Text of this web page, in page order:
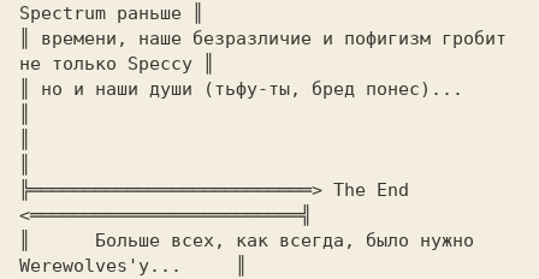
Spectrum раньше ║
║ времени, наше безразличие и пофигизм гробит
не только Speccy ║
║ но и наши души (тьфу-ты, бред понес)...
╠══════════════════════════> The End
<═════════════════════════╣
║      Больше всех, как всегда, было нужно
Werewolves'у...     ║